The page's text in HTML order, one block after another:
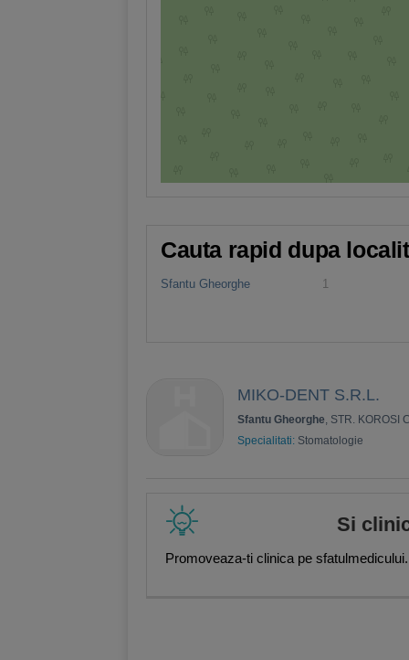
Cauta rapid dupa
Sfantu Gheorghe 1
MIKO-DENT S.R.L.
Sfantu Gheorghe, STR. KOROSI
Specialitati: Stomatologie
Si
Promoveaza-ti clinica pe